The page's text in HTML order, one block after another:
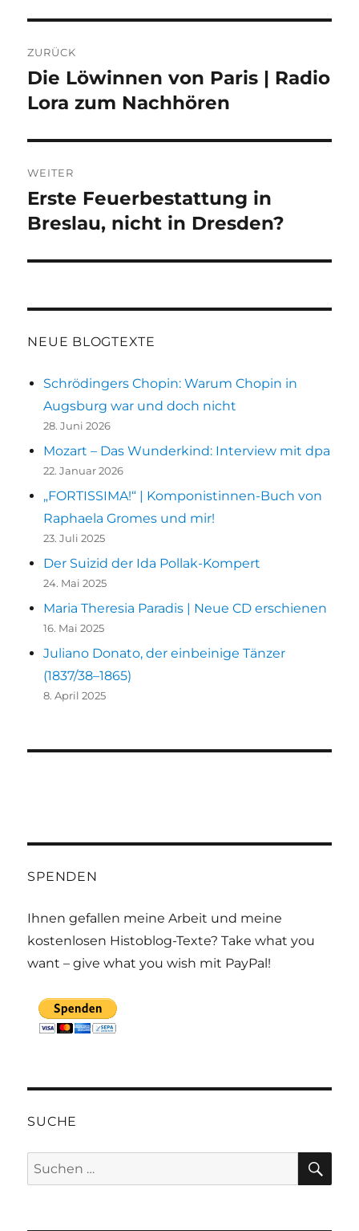
ZURÜCK
Vorheriger
Beitrag:
Die Löwinnen von Paris | Radio
Lora zum Nachhören
WEITER
Nächster
Beitrag:
Erste Feuerbestattung in
Breslau, nicht in Dresden?
NEUE BLOGTEXTE
Schrödingers Chopin: Warum Chopin in
Augsburg war und doch nicht
28. Juni 2026
Mozart – Das Wunderkind: Interview mit dpa
22. Januar 2026
„FORTISSIMA!“ | Komponistinnen-Buch von
Raphaela Gromes und mir!
23. Juli 2025
Der Suizid der Ida Pollak-Kompert
24. Mai 2025
Maria Theresia Paradis | Neue CD erschienen
16. Mai 2025
Juliano Donato, der einbeinige Tänzer
(1837/38–1865)
8. April 2025
SPENDEN
Ihnen gefallen meine Arbeit und meine
kostenlosen Histoblog-Texte? Take what you
want – give what you wish mit PayPal!
SUCHE
Suchen
nach: